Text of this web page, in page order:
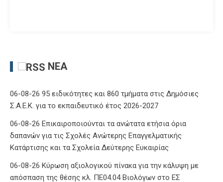
ΝΈΑ
06-08-26 95 ειδικότητες και 860 τμήματα στις Δημόσιες
Σ.Α.Ε.Κ. για το εκπαιδευτικό έτος 2026-2027
06-08-26 Επικαιροποιούνται τα ανώτατα ετήσια όρια
δαπανών για τις Σχολές Ανώτερης Επαγγελματικής
Κατάρτισης και τα Σχολεία Δεύτερης Ευκαιρίας
06-08-26 Κύρωση αξιολογικού πίνακα για την κάλυψη με
απόσπαση της θέσης κλ. ΠΕ04.04 Βιολόγων στο ΕΣ